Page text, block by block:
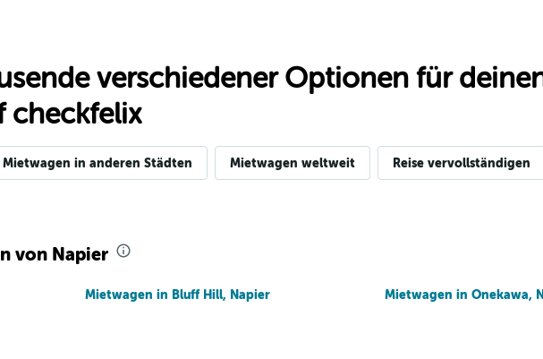
verschiedener Optionen für
checkfelix
Mietwagen in anderen Städten Mietwagen weltweit Reise vervollständigen
von Napier
Mietwagen in Bluff Hill, Napier
Mietwagen in Onekawa,